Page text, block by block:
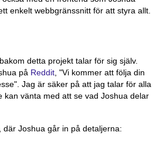
enkelt webbgränssnitt för att styra allt.
detta projekt talar för sig själv.
på Reddit, "Vi kommer att följa din
Jag är säker på att jag talar för alla
kan vänta med att se vad Joshua delar
där Joshua går in på detaljerna: